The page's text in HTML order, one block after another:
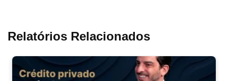
Relatórios Relacionados